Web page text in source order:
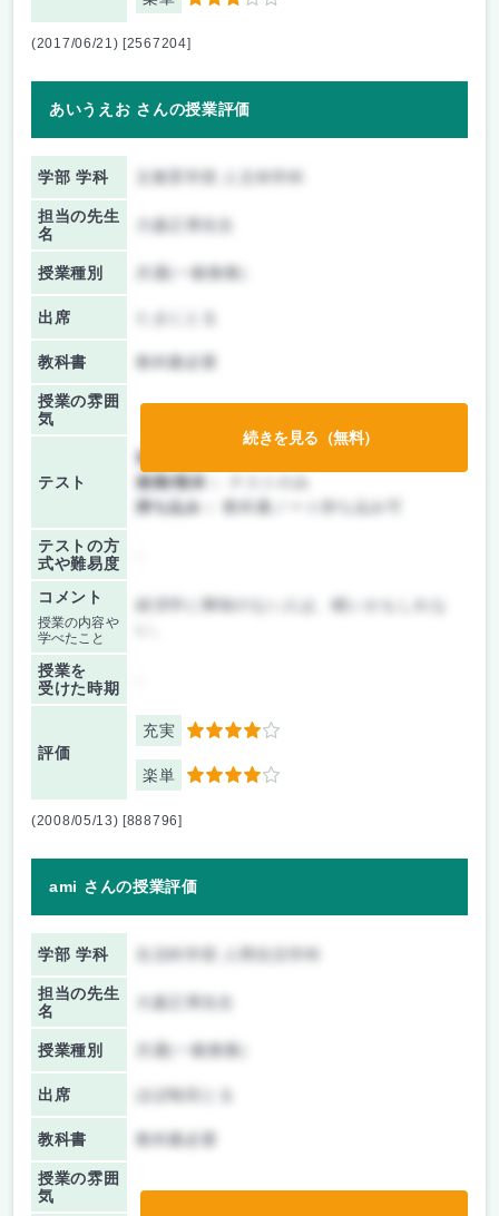
(2017/06/21) [2567204]
あいうえお さんの授業評価
学部 学科
担当の先生
名
大森正博先生
授業種別 共通(一般教養)
出席
教科書 教科書必要
授業の雰囲
気
テスト
前期/中間：
後期/期末：
持ち込み：
教科書ノート持ち込み可
テストの方
式や難易度
コメント
授業の内容や
学べたこと
経済学に興味のない人は、眠いかもしれな
授業を
受けた時期
評価
充実 4
楽単 4
続きを見る（無料）
(2008/05/13) [888796]
ami さんの授業評価
学部 学科
担当の先生
名
大森正博先生
授業種別 共通(一般教養)
出席 ほぼ毎回とる
教科書 教科書必要
授業の雰囲
気